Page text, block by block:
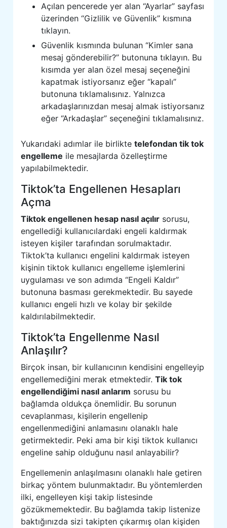
Açılan pencerede yer alan “Ayarlar” sayfası
üzerinden “Gizlilik ve Güvenlik” kısmına
tıklayın.
Güvenlik kısmında bulunan “Kimler sana
mesaj gönderebilir?” butonuna tıklayın. Bu
kısımda yer alan özel mesaj seçeneğini
kapatmak istiyorsanız eğer “kapalı”
butonuna tıklamalısınız. Yalnızca
arkadaşlarınızdan mesaj almak istiyorsanız
eğer “Arkadaşlar” seçeneğini tıklamalısınız.
Yukarıdaki adımlar ile birliktetelefondan tik tok
engelleme ile mesajlarda özelleştirme
yapılabilmektedir.
Tiktok’ta Engellenen Hesapları
Açma
Tiktok engellenen hesap nasıl açılır sorusu,
engellediği kullanıcılardaki engeli kaldırmak
isteyen kişiler tarafından sorulmaktadır.
Tiktok’ta kullanıcı engelini kaldırmak isteyen
kişinin tiktok kullanıcı engelleme işlemlerini
uygulaması ve son adımda “Engeli Kaldır”
butonuna basması gerekmektedir. Bu sayede
kullanıcı engeli hızlı ve kolay bir şekilde
kaldırılabilmektedir.
Tiktok’ta Engellenme Nasıl
Anlaşılır?
Birçok insan, bir kullanıcının kendisini engelleyip
engellemediğini merak etmektedir.Tik tok
engellendiğimi nasıl anlarım sorusu bu
bağlamda oldukça önemlidir. Bu sorunun
cevaplanması, kişilerin engellenip
engellenmediğini anlamasını olanaklı hale
getirmektedir. Peki ama bir kişi tiktok kullanıcı
engeline sahip olduğunu nasıl anlayabilir?
Engellemenin anlaşılmasını olanaklı hale getiren
birkaç yöntem bulunmaktadır. Bu yöntemlerden
ilki, engelleyen kişi takip listesinde
gözükmemektedir. Bu bağlamda takip listenize
baktığınızda sizi takipten çıkarmış olan kişiden